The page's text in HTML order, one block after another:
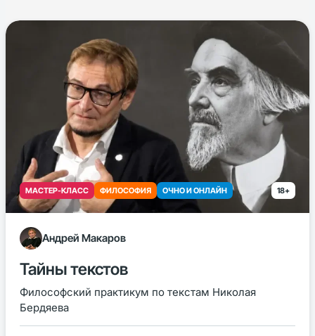
МАСТЕР-КЛАСС ФИЛОСОФИЯ ОЧНО И ОНЛАЙН 18+
Андрей Макаров
Тайны текстов
Философский практикум по текстам Николая
Бердяева